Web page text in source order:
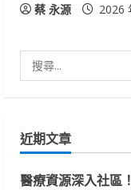
蔡 永源 2026
尋
字:
近期文章
醫療資源深入社區